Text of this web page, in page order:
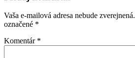
Vaša e-mailová adresa nebude zverejnená.
označené *
Komentár *